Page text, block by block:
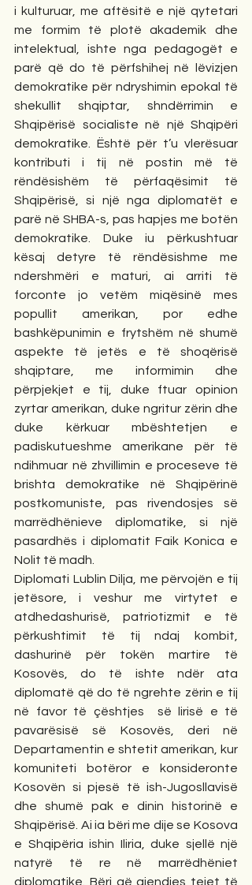
i kulturuar, me aftësitë e një qytetari
me formim të plotë akademik dhe
intelektual, ishte nga pedagogët e
parë që do të përfshihej në lëvizjen
demokratike për ndryshimin epokal të
shekullit shqiptar, shndërrimin e
Shqipërisë socialiste në një Shqipëri
demokratike. Është për t’u vlerësuar
kontributi i tij në postin më të
rëndësishëm të përfaqësimit të
Shqipërisë, si një nga diplomatët e
parë në SHBA-s, pas hapjes me botën
demokratike. Duke iu përkushtuar
kësaj detyre të rëndësishme me
ndershmëri e maturi, ai arriti të
forconte jo vetëm miqësinë mes
popullit amerikan, por edhe
bashkëpunimin e frytshëm në shumë
aspekte të jetës e të shoqërisë
shqiptare, me informimin dhe
përpjekjet e tij, duke ftuar opinion
zyrtar amerikan, duke ngritur zërin dhe
duke kërkuar mbështetjen e
padiskutueshme amerikane për të
ndihmuar në zhvillimin e proceseve të
brishta demokratike në Shqipërinë
postkomuniste, pas rivendosjes së
marrëdhënieve diplomatike, si një
pasardhës i diplomatit Faik Konica e
Nolit të madh.
Diplomati Lublin Dilja, me përvojën e tij
jetësore, i veshur me virtytet e
atdhedashurisë, patriotizmit e të
përkushtimit të tij ndaj kombit,
dashurinë për tokën martire të
Kosovës, do të ishte ndër ata
diplomatë që do të ngrehte zërin e tij
në favor të çështjes  së lirisë e të
pavarësisë së Kosovës, deri në
Departamentin e shtetit amerikan, kur
komuniteti botëror e konsideronte
Kosovën si pjesë të ish-Jugosllavisë
dhe shumë pak e dinin historinë e
Shqipërisë. Ai ia bëri me dije se Kosova
e Shqipëria ishin Iliria, duke sjellë një
natyrë të re në marrëdhëniet
diplomatike. Bëri që gjendjes tejet të